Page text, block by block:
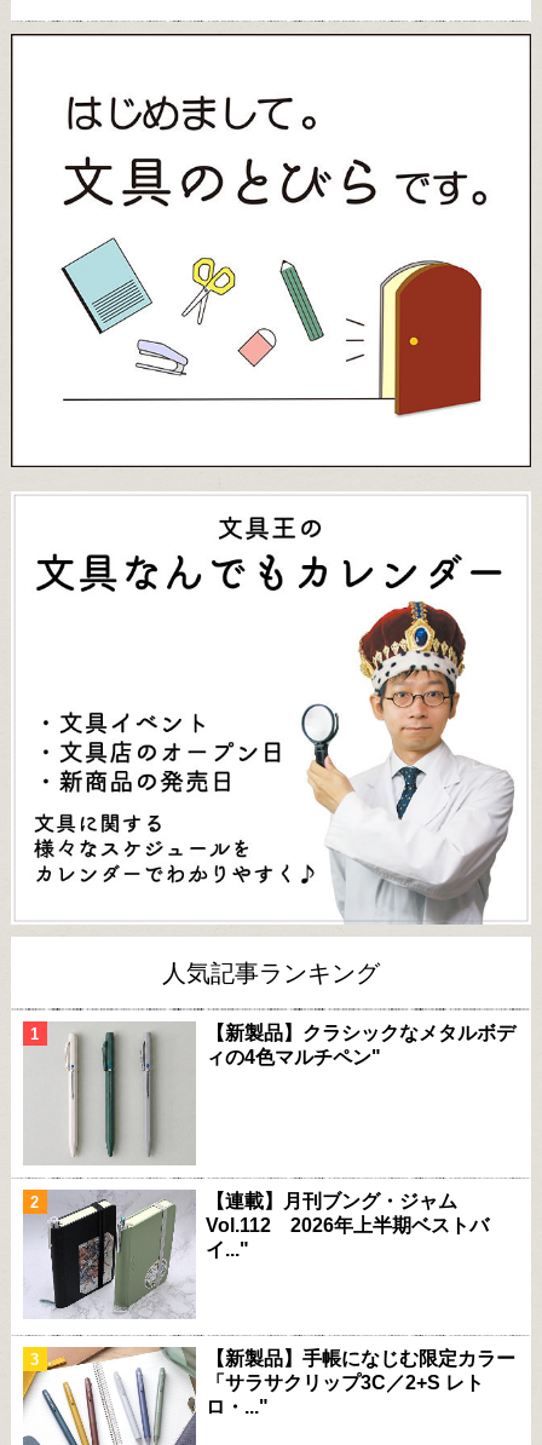
人気記事ランキング
【新製品】クラシックなメタルボデ
ィの4色マルチペン"
【連載】月刊ブング・ジャム
Vol.112 2026年上半期ベストバ
イ..."
【新製品】手帳になじむ限定カラー
「サラサクリップ3C／2+S レト
ロ・..."